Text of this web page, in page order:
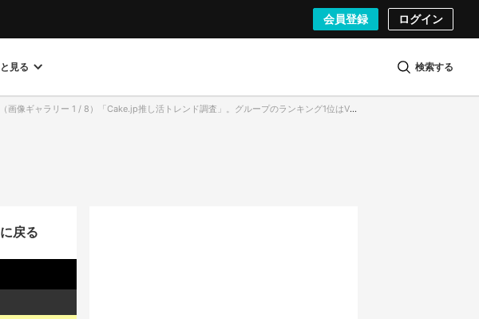
会員登録 ログイン
見る 検索する
（画像ギャラリー 1 / 8）「Cake.jp推し活トレンド調査」。グループのランキング1位はVTuberグループ・ホロライブ。
戻る